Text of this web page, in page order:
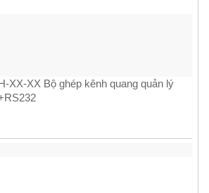
XX-XX Bộ ghép kênh quang quản lý